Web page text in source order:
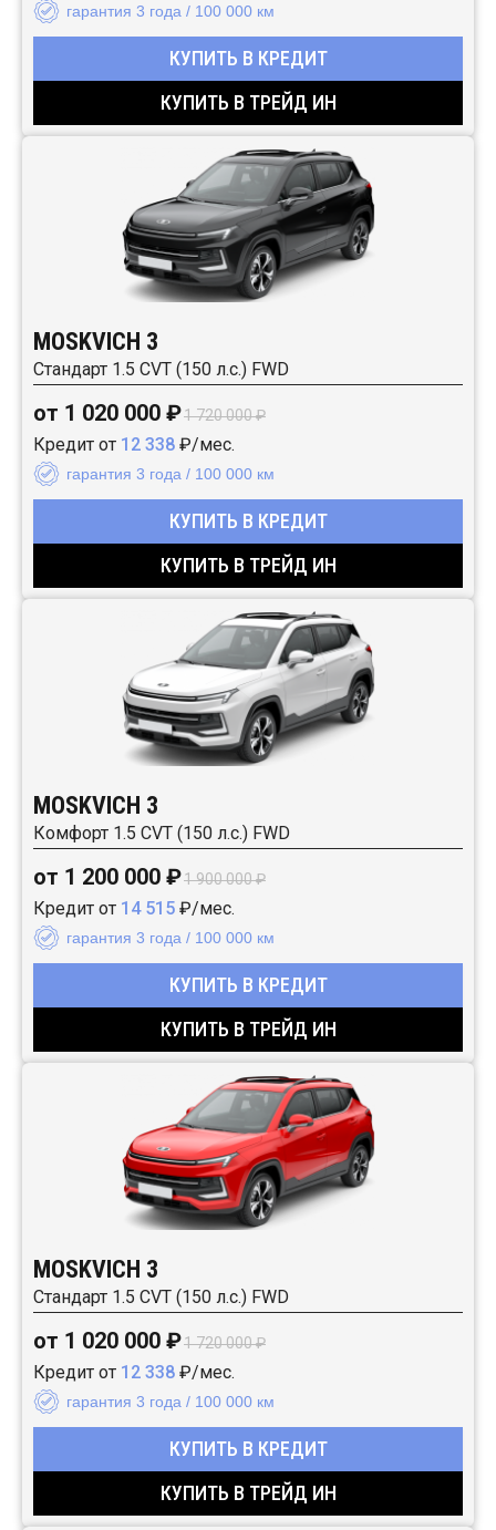
гарантия 3 года / 100 000 км
КУПИТЬ В КРЕДИТ
КУПИТЬ В ТРЕЙД ИН
MOSKVICH 3
Стандарт 1.5 CVT (150 л.с.) FWD
от 1 020 000 ₽1 720 000 ₽
Кредит от 12 338 ₽/мес.
гарантия 3 года / 100 000 км
КУПИТЬ В КРЕДИТ
КУПИТЬ В ТРЕЙД ИН
MOSKVICH 3
Комфорт 1.5 CVT (150 л.с.) FWD
от 1 200 000 ₽1 900 000 ₽
Кредит от 14 515 ₽/мес.
гарантия 3 года / 100 000 км
КУПИТЬ В КРЕДИТ
КУПИТЬ В ТРЕЙД ИН
MOSKVICH 3
Стандарт 1.5 CVT (150 л.с.) FWD
от 1 020 000 ₽1 720 000 ₽
Кредит от 12 338 ₽/мес.
гарантия 3 года / 100 000 км
КУПИТЬ В КРЕДИТ
КУПИТЬ В ТРЕЙД ИН